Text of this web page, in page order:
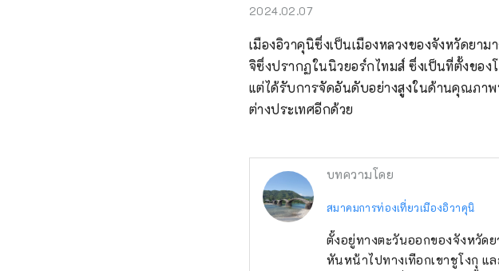
2024.02.07
เมืองอิวาคุนิซึ่งเป็นเมืองหลวงของจังหวัดยา
จิซึ่งปรากฏในนิวยอร์กไทมส์ ซึ่งเป็นที่ตั้งของ
แต่ได้รับการจัดอันดับอย่างสูงในด้านคุณภาพ
ต่างประเทศอีกด้วย
บทความโดย
สมาคมการท่องเที่ยวเมืองอิวาคุนิ
ตั้งอยู่ทางตะวันออกของจังหวัด
หันหน้าไปทางเทือกเขาชูโงกุ แ